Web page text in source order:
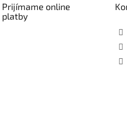
Prijímame online
platby